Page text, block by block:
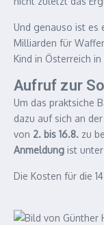
Und genauso ist es
Milliarden für
Kind in Österreich
Aufruf zur
Um das praktsiche
dazu auf sich an der
von 2. bis 16.8. zu
Anmeldung ist
Die Kosten für die